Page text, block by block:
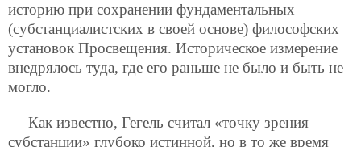
историю при сохранении фундаментальных
(субстанциалистских в своей основе) философских
установок Просвещения. Историческое измерение
внедрялось туда, где его раньше не было и быть не
могло.
Как известно, Гегель считал «точку зрения
субстанции» глубоко истинной, но в то же время